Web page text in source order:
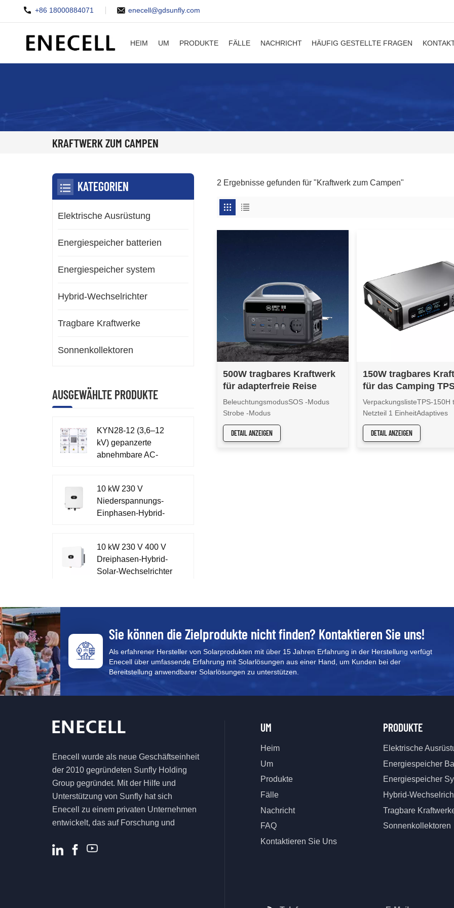
+86 18000884071 enecell@gdsunfly.com
HEIM UM PRODUKTE FÄLLE NACHRICHT HÄUFIG GESTELLTE FRAGEN
KRAFTWERK ZUM CAMPEN
2 Ergebnisse gefunden für "Kraftwerk zum Campen"
500W tragbares Kraftwerk
für adapterfreie Reise
BeleuchtungsmodusSOS -Modus
Strobe -Modus
DETAIL ANZEIGEN
150W tragbares
für das Camping
VerpackungslisteTPS-150H
Netzteil 1 EinheitAdaptives
Ladegerät 1PCEin Streifen
LanyardTyp-C (100W)
DETAIL ANZEIGEN
KATEGORIEN
Elektrische Ausrüstung
Energiespeicher batterien
Energiespeicher system
Hybrid-Wechselrichter
Tragbare Kraftwerke
Sonnenkollektoren
AUSGEWÄHLTE PRODUKTE
KYN28-12 (3,6–12
kV) gepanzerte
abnehmbare AC-
10 kW 230 V
Niederspannungs-
Einphasen-Hybrid-
10 kW 230 V 400 V
Dreiphasen-Hybrid-
Solar-Wechselrichter
51,2 V einphasiges
in-One-System XD3-
6KTL-AIO
CFE PVG3 Pro All-in-
One
5,5 kW 6,2 kW
hocheffizienter Solar-
Wechselrichter für
das
Heimenergiesystem
Sie können die Zielprodukte nicht finden? Kontaktieren Sie uns!
Als erfahrener Hersteller von Solarprodukten mit über 15 Jahren Erfahrung in der Herstellung verfügt
Enecell über umfassende Erfahrung mit Solarlösungen aus einer Hand, um Kunden bei der
Bereitstellung anwendbarer Solarlösungen zu unterstützen.
Enecell wurde als neue Geschäftseinheit
der 2010 gegründeten Sunfly Holding
Group gegründet. Mit der Hilfe und
Unterstützung von Sunfly hat sich
Enecell zu einem privaten Unternehmen
entwickelt, das auf Forschung und
Energiespeicherprodukten und -
UM
Heim
Um
Produkte
Fälle
Nachricht
FAQ
Kontaktieren Sie Uns
PRODUKTE
Elektrische
Energiespeicher
Energiespeicher
Hybrid-
Tragbare
Sonnenkollektoren